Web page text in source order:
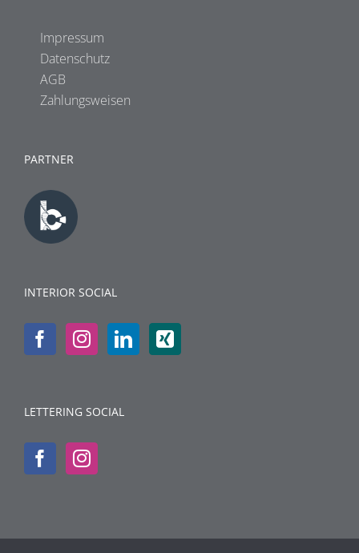
Impressum
Datenschutz
AGB
Zahlungsweisen
PARTNER
INTERIOR SOCIAL
LETTERING SOCIAL